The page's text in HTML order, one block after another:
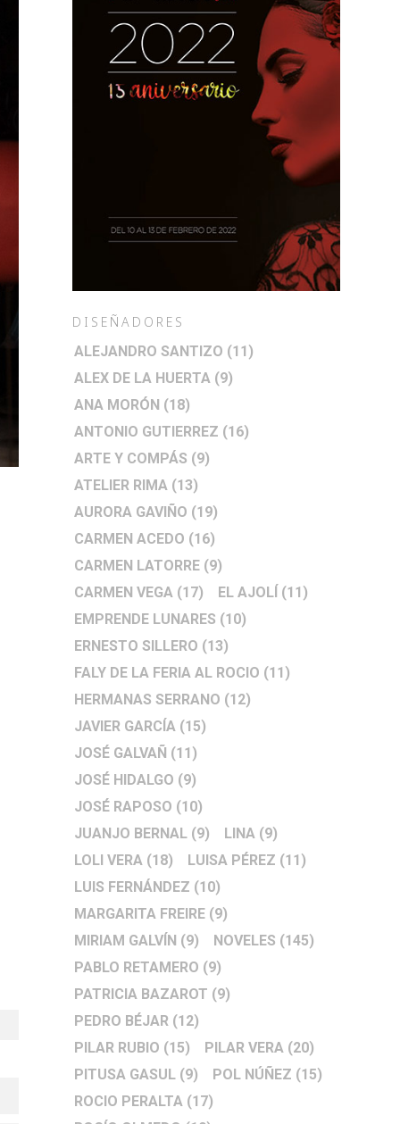
DISEÑADORES
ALEJANDRO SANTIZO (11)
ALEX DE LA HUERTA (9)
ANA MORÓN (18)
ANTONIO GUTIERREZ (16)
ARTE Y COMPÁS (9)
ATELIER RIMA (13)
AURORA GAVIÑO (19)
CARMEN ACEDO (16)
CARMEN LATORRE (9)
CARMEN VEGA (17) EL AJOLÍ (11)
EMPRENDE LUNARES (10)
ERNESTO SILLERO (13)
FALY DE LA FERIA AL ROCIO (11)
HERMANAS SERRANO (12)
JAVIER GARCÍA (15)
JOSÉ GALVAÑ (11)
JOSÉ HIDALGO (9)
JOSÉ RAPOSO (10)
JUANJO BERNAL (9) LINA (9)
LOLI VERA (18) LUISA PÉREZ (11)
LUIS FERNÁNDEZ (10)
MARGARITA FREIRE (9)
MIRIAM GALVÍN (9) NOVELES (145)
PABLO RETAMERO (9)
PATRICIA BAZAROT (9)
PEDRO BÉJAR (12)
PILAR RUBIO (15) PILAR VERA (20)
PITUSA GASUL (9) POL NÚÑEZ (15)
ROCIO PERALTA (17)